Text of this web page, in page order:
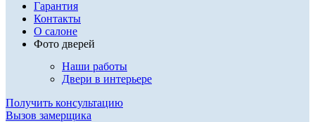
Гарантия
Контакты
О салоне
Фото дверей
Наши работы
Двери в интерьере
Получить консультацию
Вызов замерщика